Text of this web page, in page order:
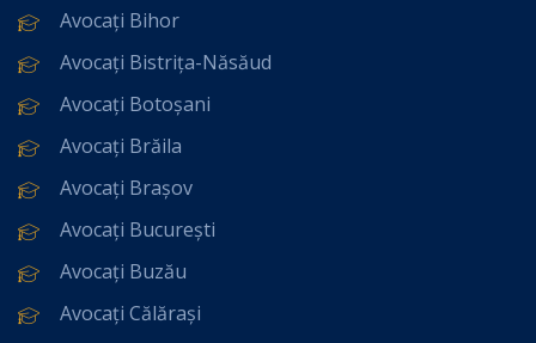
Avocați Bihor
Avocați Bistrița-Năsăud
Avocați Botoșani
Avocați Brăila
Avocați Brașov
Avocați București
Avocați Buzău
Avocați Călărași